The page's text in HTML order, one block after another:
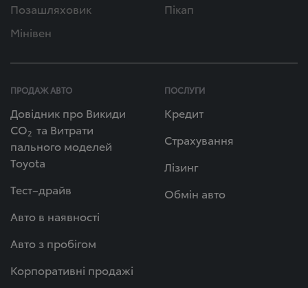
Позашляховик
Пікап
Мінівен
ПРОДАЖ АВТО
Довідник про Викиди
СО2 та Витрати
пального моделей
Toyota
Тест–драйв
Авто в наявності
Авто з пробігом
Корпоративні продажі
ПОСЛУГИ
Кредит
Страхування
Лізинг
Обмін авто